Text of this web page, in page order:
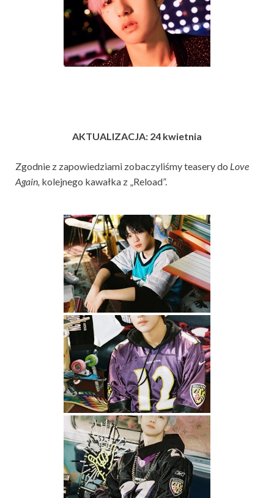
AKTUALIZACJA: 24 kwietnia
Zgodnie z zapowiedziami zobaczyliśmy teasery do Love
Again, kolejnego kawałka z „Reload”.